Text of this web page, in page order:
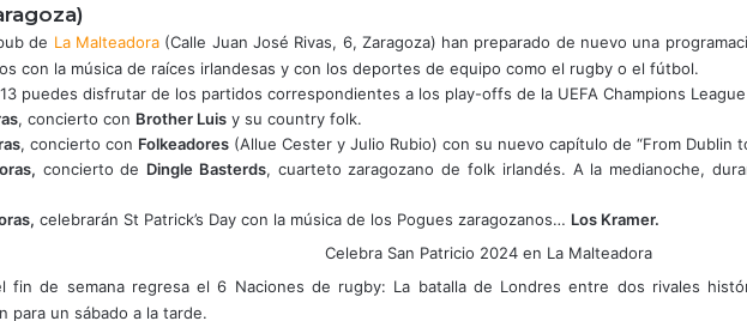
de La Malteadora (Calle Juan José Rivas, 6, Zaragoza) han preparado de nuevo una
con la música de raíces irlandesas y con los deportes de equipo como el rugby o el fútbol.
puedes disfrutar de los partidos correspondientes a los play-offs de la UEFA Champions
, concierto con Brother Luis y su country folk.
, concierto con Folkeadores (Allue Cester y Julio Rubio) con su nuevo capítulo de “From Dublin
concierto de Dingle Basterds, cuarteto zaragozano de folk irlandés. A la medianoche,
celebrarán St Patrick’s Day con la música de los Pogues zaragozanos… Los Kramer.
fin de semana regresa el 6 Naciones de rugby: La batalla de Londres entre dos rivales
para un sábado a la tarde.